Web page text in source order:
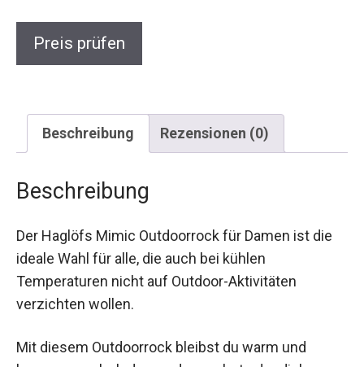
Beschreibung Rezensionen (0)
Beschreibung
ideale Wahl für alle, die auch bei kühlen
Temperaturen nicht auf Outdoor-Aktivitäten
verzichten wollen.
bequem, egal, ob du wandern gehst oder dich